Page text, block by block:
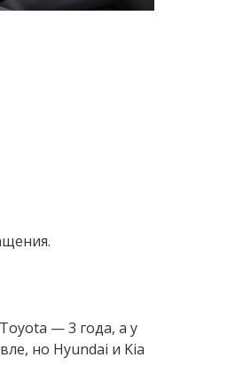
— 3 года, а у
но Hyundai и Kia